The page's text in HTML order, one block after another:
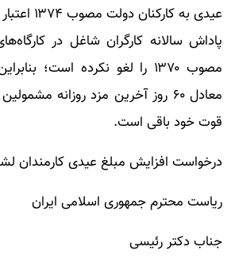
عیدی به
پاداش سالانه کارگران شاغل در
مصوب ۱۳۷۰ را لغو نکرده است؛
معادل ۶۰ روز آخرین مزد روزانه
قوت خود باقی است.
درخواست افزایش مبلغ عیدی کارمندان
ریاست محترم جمهوری اسلامی ایران
جناب دکتر رئیسی